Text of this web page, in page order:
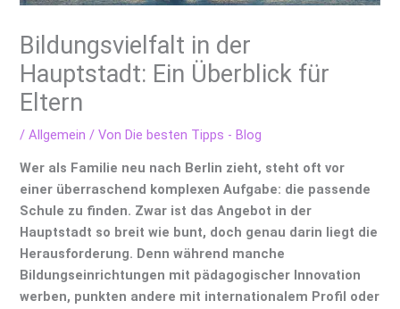
Bildungsvielfalt in der
Hauptstadt: Ein Überblick für
Eltern
/Allgemein / VonDie besten Tipps - Blog
Wer als Familie neu nach Berlin zieht, steht oft vor
einer überraschend komplexen Aufgabe: die passende
Schule zu finden. Zwar ist das Angebot in der
Hauptstadt so breit wie bunt, doch genau darin liegt die
Herausforderung. Denn während manche
Bildungseinrichtungen mit pädagogischer Innovation
werben, punkten andere mit internationalem Profil oder